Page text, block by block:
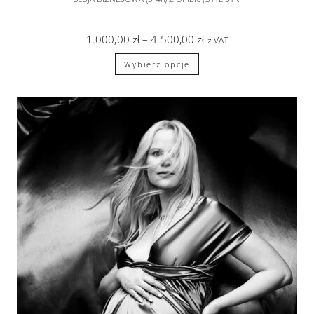
1.000,00 zł – 4.500,00 zł z VAT
Wybierz opcje